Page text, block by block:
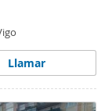
Llamar